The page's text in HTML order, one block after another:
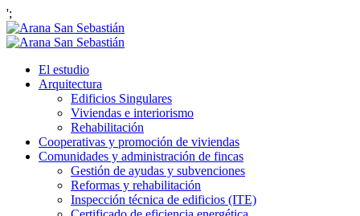
';
El estudio
Arquitectura
Edificios Singulares
Viviendas e interiorismo
Rehabilitación
Cooperativas y promoción de viviendas
Comunidades y administración de fincas
Gestión de ayudas y subvenciones
Reformas y rehabilitación
Inspección técnica de edificios (ITE)